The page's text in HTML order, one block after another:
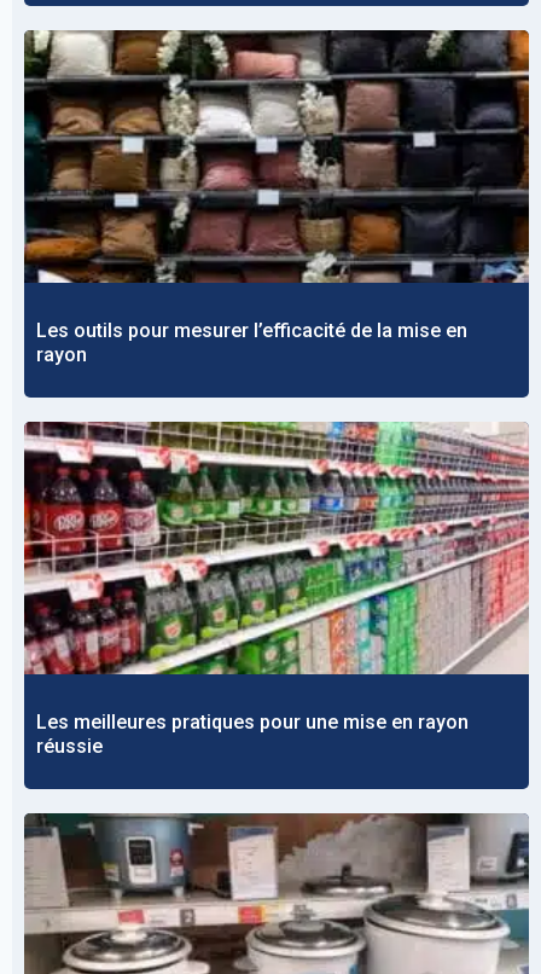
Les outils pour mesurer l’efficacité de la mise en
rayon
Les meilleures pratiques pour une mise en rayon
réussie